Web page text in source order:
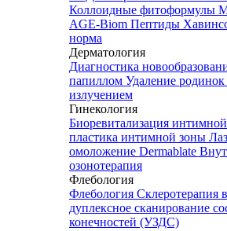
Коллоидные фитоформулы
AGE-Biom Пептиды
норма
Дерматология
Диагностика
папиллом Удаление
излучением
Гинекология
Биоревитализация
пластика интимной зоны
омоложение Dermablate
озонотерапия
Флебология
Флебология Склеротерапия
дуплексное сканирование
конечностей (УЗДС)